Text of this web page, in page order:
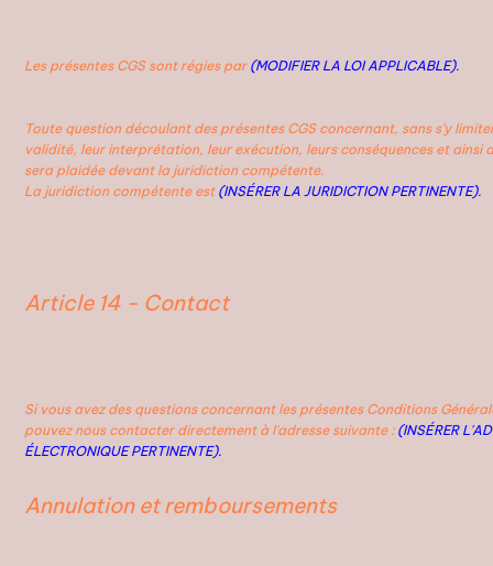
Les présentes CGS sont régies par (MODIFIER LA LOI APPLICABLE).
Toute question découlant des présentes CGS concernant, sans s'y
validité, leur interprétation, leur exécution, leurs conséquences et ainsi
sera plaidée devant la juridiction compétente.
La juridiction compétente est (INSÉRER LA JURIDICTION PERTINENTE).
Article 14 - Contact
Si vous avez des questions concernant les présentes Conditions
pouvez nous contacter directement à l'adresse suivante : (INSÉRER
ÉLECTRONIQUE PERTINENTE).
Annulation et remboursements